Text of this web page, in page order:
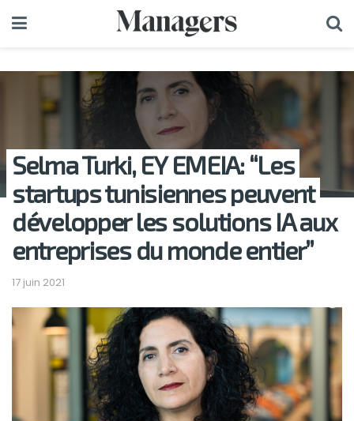
Selma Turki, EY EMEIA: “Les
startups tunisiennes peuvent
développer les solutions IA aux
entreprises du monde entier”
17 juin 2021